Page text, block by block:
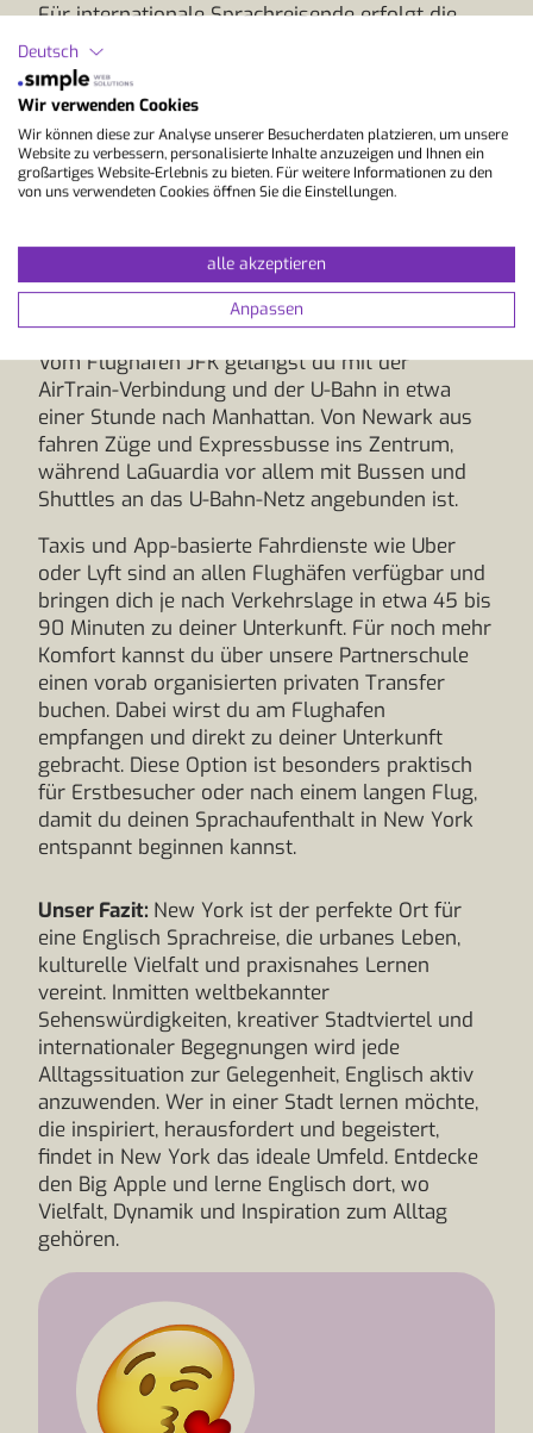
Für internationale Sprachreisende erfolgt die
Anreise nach New York meist über einen der
drei grossen Flughäfen der Stadt: John F.
Kennedy (JFK), Newark Liberty (EWR) oder
LaGuardia (LGA). Aus vielen europäischen
Städten gibt es tägliche Direktflüge, unter
anderem mit Lufthansa, United, Delta oder Air
France. Die Flugzeit beträgt in der Regel
Nach der Landung stehen dir verschiedene
Möglichkeiten zur Weiterreise zur Verfügung.
Vom Flughafen JFK gelangst du mit der
AirTrain-Verbindung und der U-Bahn in etwa
einer Stunde nach Manhattan. Von Newark aus
fahren Züge und Expressbusse ins Zentrum,
während LaGuardia vor allem mit Bussen und
Shuttles an das U-Bahn-Netz angebunden ist.
Taxis und App-basierte Fahrdienste wie Uber
oder Lyft sind an allen Flughäfen verfügbar und
bringen dich je nach Verkehrslage in etwa 45 bis
90 Minuten zu deiner Unterkunft. Für noch mehr
Komfort kannst du über unsere Partnerschule
einen vorab organisierten privaten Transfer
buchen. Dabei wirst du am Flughafen
empfangen und direkt zu deiner Unterkunft
gebracht. Diese Option ist besonders praktisch
für Erstbesucher oder nach einem langen Flug,
damit du deinen Sprachaufenthalt in New York
entspannt beginnen kannst.
Unser Fazit: New York ist der perfekte Ort für
eine Englisch Sprachreise, die urbanes Leben,
kulturelle Vielfalt und praxisnahes Lernen
vereint. Inmitten weltbekannter
Sehenswürdigkeiten, kreativer Stadtviertel und
internationaler Begegnungen wird jede
Alltagssituation zur Gelegenheit, Englisch aktiv
anzuwenden. Wer in einer Stadt lernen möchte,
die inspiriert, herausfordert und begeistert,
findet in New York das ideale Umfeld. Entdecke
den Big Apple und lerne Englisch dort, wo
Vielfalt, Dynamik und Inspiration zum Alltag
gehören.
Deutsch
Wir verwenden Cookies
Wir können diese zur Analyse unserer Besucherdaten platzieren, um unsere
Website zu verbessern, personalisierte Inhalte anzuzeigen und Ihnen ein
großartiges Website-Erlebnis zu bieten. Für weitere Informationen zu den
von uns verwendeten Cookies öffnen Sie die Einstellungen.
alle akzeptieren
Anpassen